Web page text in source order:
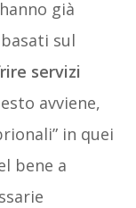
già
sul
servizi
avviene,
in quei
bene a